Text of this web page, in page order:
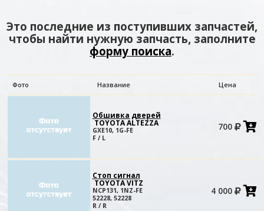
Это последние из поступивших запчастей,
чтобы найти нужную запчасть, заполните
форму поиска.
Фото Название Цена
Обшивка дверей
TOYOTA ALTEZZA
GXE10, 1G-FE
F / L
700
Стоп сигнал
TOYOTA VITZ
NCP131, 1NZ-FE
52228, 52228
R / R
4 000